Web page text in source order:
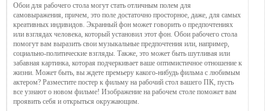
Обои для рабочего стола могут стать отличным полем для
самовыражения, причем, это поле достаточно просторное, даже, для самых
креативных индивидов. Экранный фон может говорить о предпочтениях
или взглядах человека, который установил этот фон. Обои рабочего стола
помогут вам выразить свои музыкальные предпочтения или, например,
социально-политические взгляды. Также, это может быть шутливая или
забавная картинка, которая подчеркивает ваше оптимистичное отношение к
жизни. Может быть, вы ждете премьеру какого-нибудь фильма с любимым
актером? Разместите постер к фильму на рабочий стол вашего ПК, пусть
все узнают о новом фильме! Изображение на рабочем столе поможет вам
проявить себя и открыться окружающим.